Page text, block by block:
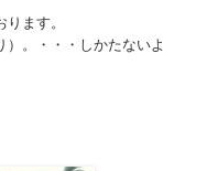
ます。
。・・・しかたないよ